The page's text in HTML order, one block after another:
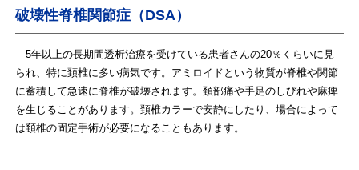
破壊性脊椎関節症（DSA）
5年以上の長期間透析治療を受けている患者さんの20％くらいに見
られ、特に頚椎に多い病気です。アミロイドという物質が脊椎や関節
に蓄積して急速に脊椎が破壊されます。頚部痛や手足のしびれや麻痺
を生じることがあります。頚椎カラーで安静にしたり、場合によって
は頚椎の固定手術が必要になることもあります。